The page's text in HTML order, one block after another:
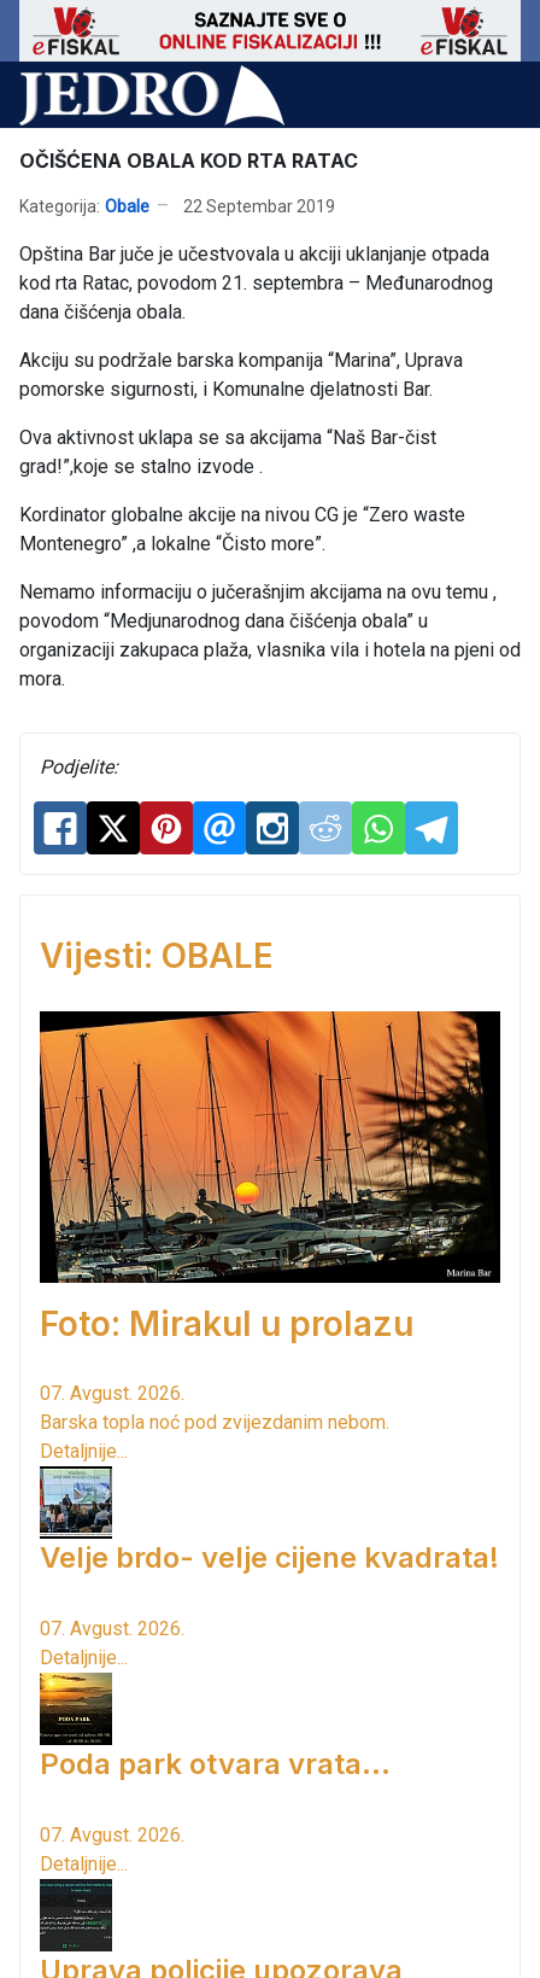
OČIŠĆENA OBALA KOD RTA RATAC
Kategorija: Obale 22 Septembar 2019
Opština Bar juče je učestvovala u akciji uklanjanje otpada
kod rta Ratac, povodom 21. septembra – Međunarodnog
dana čišćenja obala.
Akciju su podržale barska kompanija “Marina”, Uprava
pomorske sigurnosti, i Komunalne djelatnosti Bar.
Ova aktivnost uklapa se sa akcijama “Naš Bar-čist
grad!”,koje se stalno izvode .
Kordinator globalne akcije na nivou CG je “Zero waste
Montenegro” ,a lokalne “Čisto more”.
Nemamo informaciju o jučerašnjim akcijama na ovu temu ,
povodom “Medjunarodnog dana čišćenja obala” u
organizaciji zakupaca plaža, vlasnika vila i hotela na pjeni od
mora.
Podjelite:
Vijesti: OBALE
Foto: Mirakul u prolazu
07. Avgust. 2026.
Barska topla noć pod zvijezdanim nebom.
Detaljnije...
Velje brdo- velje cijene kvadrata!
07. Avgust. 2026.
Detaljnije...
Poda park otvara vrata...
07. Avgust. 2026.
Detaljnije...
Uprava policije upozorava